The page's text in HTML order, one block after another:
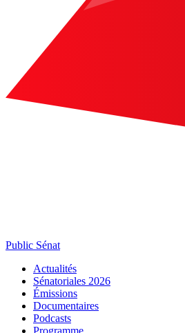
Public Sénat
Actualités
Sénatoriales 2026
Émissions
Documentaires
Podcasts
Programme